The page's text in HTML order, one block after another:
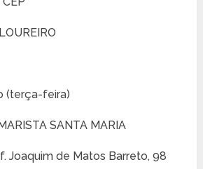
(terça-feira)
SANTA MARIA
Joaquim de Matos Barreto, 98